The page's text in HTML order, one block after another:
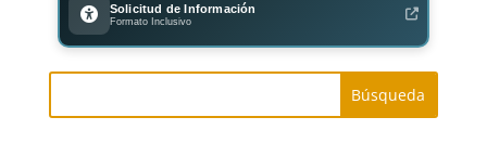
Solicitud de Información
Formato Inclusivo